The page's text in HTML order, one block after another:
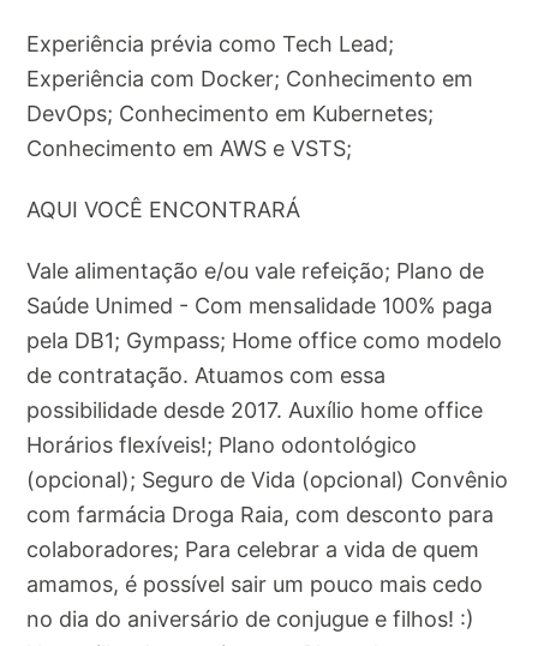
Experiência prévia como Tech Lead;
Experiência com Docker; Conhecimento em
DevOps; Conhecimento em Kubernetes;
Conhecimento em AWS e VSTS;
AQUI VOCÊ ENCONTRARÁ
Vale alimentação e/ou vale refeição; Plano de
Saúde Unimed - Com mensalidade 100% paga
pela DB1; Gympass; Home office como modelo
de contratação. Atuamos com essa
possibilidade desde 2017. Auxílio home office
Horários flexíveis!; Plano odontológico
(opcional); Seguro de Vida (opcional) Convênio
com farmácia Droga Raia, com desconto para
colaboradores; Para celebrar a vida de quem
amamos, é possível sair um pouco mais cedo
no dia do aniversário de conjugue e filhos! :)